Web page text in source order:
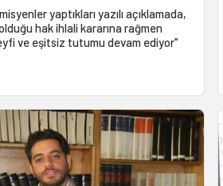
yaptıkları yazılı açıklamada,
hak ihlali kararına rağmen
ve eşitsiz tutumu devam ediyor"